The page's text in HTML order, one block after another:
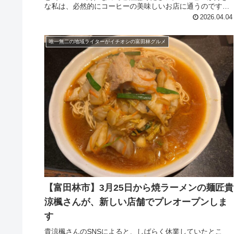
な私は、必然的にコーヒーの美味しいお店に通うのです
2026.04.04
唯一無二の地域ライターがイチオシの富田林グルメ
【富田林市】3月25日から焼ラーメンの麺匠貴
涼楓さんが、新しい店舗でプレオープンしま
す
貴涼楓さんのSNSによると、しばらく休業していたとこ